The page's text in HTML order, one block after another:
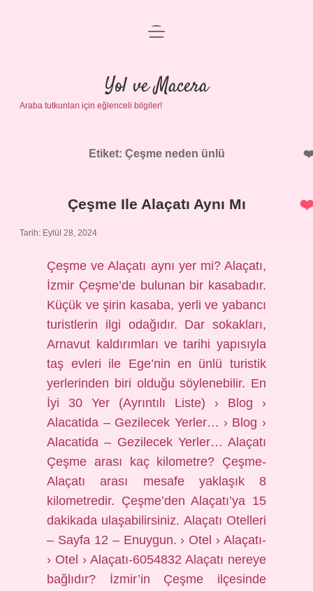
Anasayfa
Gizlilik Politikası
Yasal Uyarı
menüyü
Yol ve Macera
Araba tutkunları için eğlenceli bilgiler!
Etiket: Çeşme neden ünlü
Çeşme Ile Alaçatı Aynı Mı
Tarih: Eylül 28, 2024
Çeşme ve Alaçatı aynı yer mi? Alaçatı,
İzmir Çeşme’de bulunan bir kasabadır.
Küçük ve şirin kasaba, yerli ve yabancı
turistlerin ilgi odağıdır. Dar sokakları,
Arnavut kaldırımları ve tarihi yapısıyla
taş evleri ile Ege’nin en ünlü turistik
yerlerinden biri olduğu söylenebilir. En
İyi 30 Yer (Ayrıntılı Liste) › Blog ›
Alacatida – Gezilecek Yerler… › Blog ›
Alacatida – Gezilecek Yerler… Alaçatı
Çeşme arası kaç kilometre? Çeşme-
Alaçatı arası mesafe yaklaşık 8
kilometredir. Çeşme’den Alaçatı’ya 15
dakikada ulaşabilirsiniz. Alaçatı Otelleri
– Sayfa 12 – Enuygun. › Otel › Alaçatı-
› Otel › Alaçatı-6054832 Alaçatı nereye
bağlıdır? İzmir’in Çeşme ilçesinde